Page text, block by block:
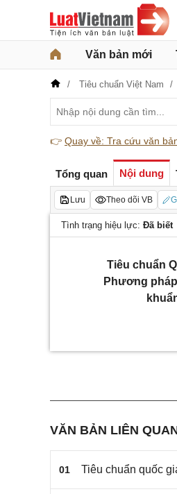
Văn bản mới
Tiêu chuẩn Việt Nam
👉 Quay về: Tra cứu văn
Tổng quan Nội dung
Lưu Theo dõi VB
Tình trạng hiệu lực: Đã biết
Tiêu chuẩn
Phương
VĂN BẢN LIÊN
01 Tiêu chuẩn quốc